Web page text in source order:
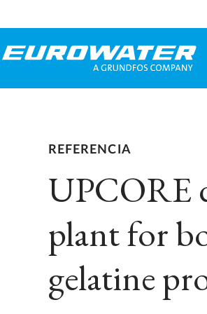
REFERENCIA
UPCORE
plant for
gelatine